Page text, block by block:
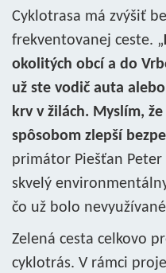
Cyklotrasa má zvýšiť
frekventovanej ceste. „
okolitých obcí a do
už ste vodič auta
krv v žilách. Myslím,
spôsobom zlepší
primátor Piešťan Peter
skvelý
čo už bolo
Zelená cesta celkovo
cyklotrás. V rámci